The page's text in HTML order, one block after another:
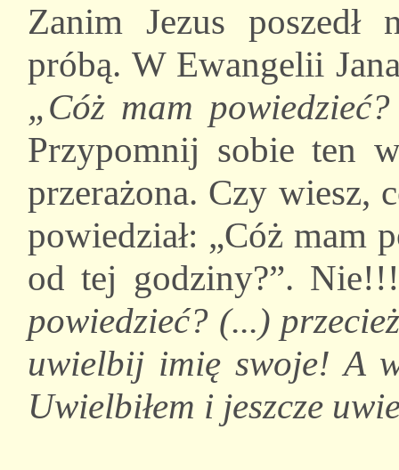
Zanim Jezus poszedł
próbą. W Ewangelii
„Cóż mam
Przypomnij sobie ten
przerażona. Czy wiesz,
powiedział: „Cóż mam
od tej godziny?”.
powiedzieć? (...)
uwielbij imię swoje! A
Uwielbiłem i jeszcze